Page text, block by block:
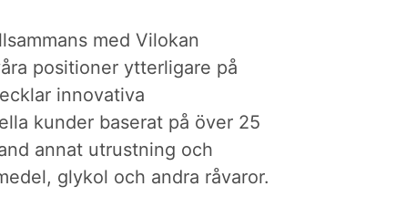
med Vilokan
positioner ytterligare på
innovativa
kunder baserat på över 25
annat utrustning och
glykol och andra råvaror.